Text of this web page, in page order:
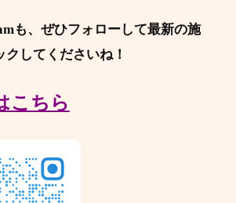
も、ぜひフォローして最新の施
してくださいね！
こちら